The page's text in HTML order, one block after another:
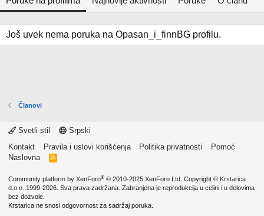
Još uvek nema poruka na Opasan_i_finnBG profilu.
Članovi
Svetli stil
Srpski
Kontakt
Pravila i uslovi korišćenja Politika privatnosti
Pomoć
Naslovna
R
Community platform by XenForo® © 2010-2025 XenForo Ltd. Copyright © Krstarica
d.o.o. 1999-2026. Sva prava zadržana. Zabranjena je reprodukcija u celini i u delovima
bez dozvole.
Krstarica ne snosi odgovornost za sadržaj poruka.